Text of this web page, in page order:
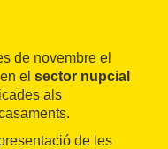
de novembre el
el sector nupcial
als
de les